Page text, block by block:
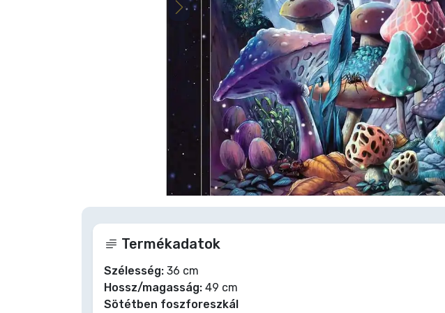
Nagyításhoz kattints duplán a képre
Termékadatok
Szélesség: 36 cm
Hossz/magasság: 49 cm
Sötétben foszforeszkál
Gamer cuccok
Sportos cuccok
Zenés cuccok